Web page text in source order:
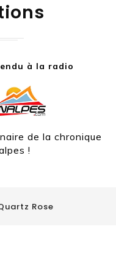
à la radio
de la chronique
!
Rose